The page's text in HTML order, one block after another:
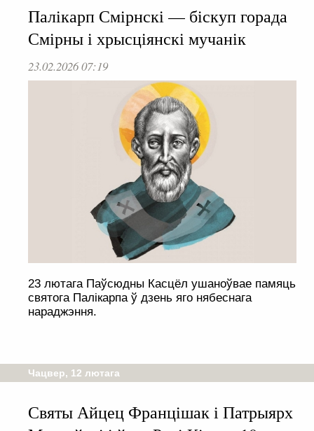
Палікарп Смірнскі — біскуп горада
Смірны і хрысціянскі мучанік
23.02.2026 07:19
23 лютага Паўсюдны Касцёл ушаноўвае памяць
святога Палікарпа ў дзень яго нябеснага
нараджэння.
Чацвер, 12 лютага
Святы Айцец Францішак і Патрыярх